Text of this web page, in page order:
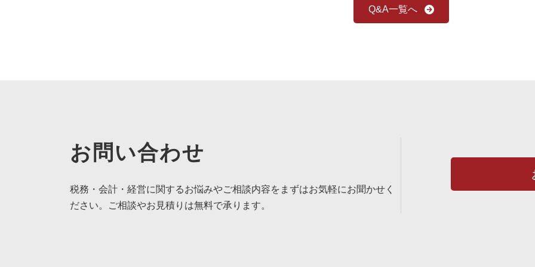
Q&A一覧へ
お問い合わせ
税務・会計・経営に関するお悩みやご相談内容をまずはお気軽にお聞かせく
ださい。ご相談やお見積りは無料で承ります。